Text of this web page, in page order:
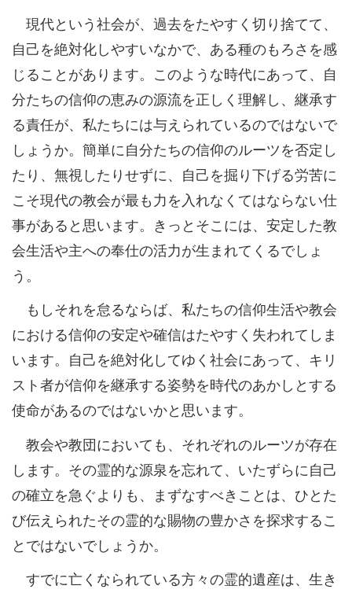
現代という社会が、過去をたやすく切り捨てて、
自己を絶対化しやすいなかで、ある種のもろさを感
じることがあります。このような時代にあって、自
分たちの信仰の恵みの源流を正しく理解し、継承す
る責任が、私たちには与えられているのではないで
しょうか。簡単に自分たちの信仰のルーツを否定し
たり、無視したりせずに、自己を掘り下げる労苦に
こそ現代の教会が最も力を入れなくてはならない仕
事があると思います。きっとそこには、安定した教
会生活や主への奉仕の活力が生まれてくるでしょ
う。
もしそれを怠るならば、私たちの信仰生活や教会
における信仰の安定や確信はたやすく失われてしま
います。自己を絶対化してゆく社会にあって、キリ
スト者が信仰を継承する姿勢を時代のあかしとする
使命があるのではないかと思います。
教会や教団においても、それぞれのルーツが存在
します。その霊的な源泉を忘れて、いたずらに自己
の確立を急ぐよりも、まずなすべきことは、ひとた
び伝えられたその霊的な賜物の豊かさを探求するこ
とではないでしょうか。
すでに亡くなられている方々の霊的遺産は、生き